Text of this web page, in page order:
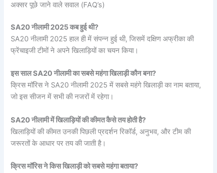
अक्सर पूछे जाने वाले सवाल (FAQ’s)
SA20 नीलामी 2025 कब हुई थी?
SA20 नीलामी 2025 हाल ही में संपन्न हुई थी, जिसमें दक्षिण अफ्रीका की
फ्रेंचाइजी टीमों ने अपने खिलाड़ियों का चयन किया।
इस साल SA20 नीलामी का सबसे महंगा खिलाड़ी कौन बना?
क्रिस मॉरिस ने SA20 नीलामी 2025 में सबसे महंगे खिलाड़ी का नाम बताया,
जो इस सीजन में सभी की नजरों में रहेगा।
SA20 नीलामी में खिलाड़ियों की कीमत कैसे तय होती है?
खिलाड़ियों की कीमत उनकी पिछली प्रदर्शन रिकॉर्ड, अनुभव, और टीम की
जरूरतों के आधार पर तय की जाती है।
क्रिस मॉरिस ने किस खिलाड़ी को सबसे महंगा बताया?